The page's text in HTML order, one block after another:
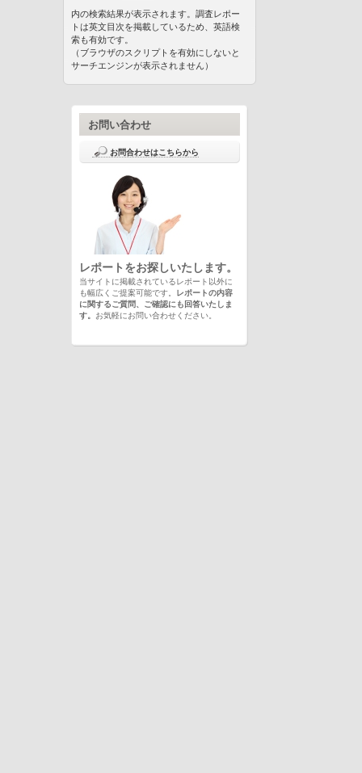
内の検索結果が表示されます。調査レポー
トは英文目次を掲載しているため、英語検
索も有効です。
（ブラウザのスクリプトを有効にしないと
サーチエンジンが表示されません）
お問い合わせ
お問合わせはこちらから
レポートをお探しいたします。
当サイトに掲載されているレポート以外に
も幅広くご提案可能です。
レポートの内容
に関するご質問、ご確認にも回答いたしま
す。
お気軽にお問い合わせください。